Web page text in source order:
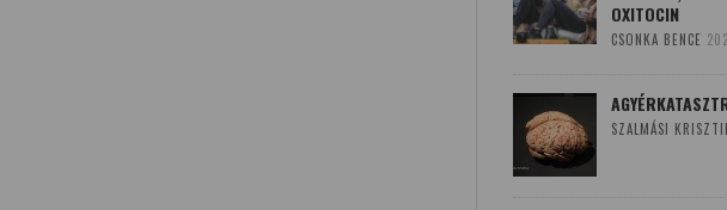
OXITOCIN
CSONKA BENCE
SZALMÁSI